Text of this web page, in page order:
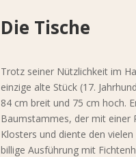
Die Tische
Trotz seiner Nützlichkeit im
einzige alte Stück (17.
84 cm breit und 75 cm hoch.
Baumstammes, der mit einer
Klosters und diente den
billige Ausführung mit